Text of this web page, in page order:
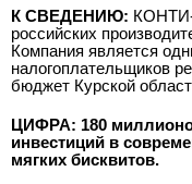
К СВЕДЕНИЮ:
российских
Компания является
налогоплательщиков
бюджет Курской
ЦИФРА: 180
инвестиций в
мягких бисквитов.